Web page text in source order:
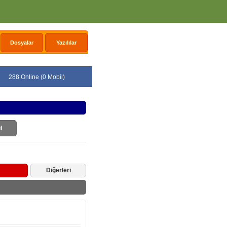
Dosyalar Yazılılar
288 Online (0 Mobil)
Diğerleri